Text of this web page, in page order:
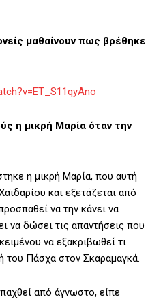
μαθαίνουν πως βρέθηκε
η μικρή Μαρία όταν την
η μικρή Μαρία, που αυτή
και εξετάζεται από
να την κάνει να
να δώσει τις απαντήσεις που
να εξακριβωθεί τι
του Πάσχα στον Σκαραμαγκά.
από άγνωστο, είπε